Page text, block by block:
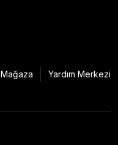
Mağaza Yardım Merkezi